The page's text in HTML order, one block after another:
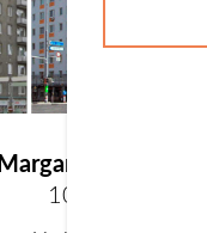
Margaretengürtel 52
1050 Wien